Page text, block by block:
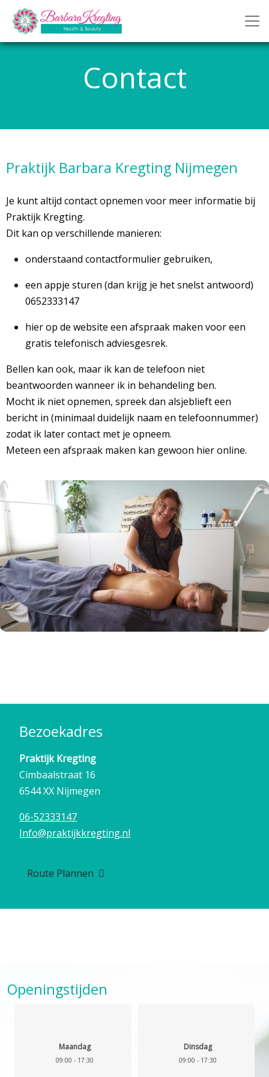
Contact
Praktijk Barbara Kregting Nijmegen
Je kunt altijd contact opnemen voor meer informatie bij
Praktijk Kregting.
Dit kan op verschillende manieren:
onderstaand contactformulier gebruiken,
een appje sturen (dan krijg je het snelst antwoord)
0652333147
hier op de website een afspraak maken voor een
gratis telefonisch adviesgesrek.
Bellen kan ook, maar ik kan de telefoon niet
beantwoorden wanneer ik in behandeling ben.
Mocht ik niet opnemen, spreek dan alsjeblieft een
bericht in (minimaal duidelijk naam en telefoonnummer)
zodat ik later contact met je opneem.
Meteen een afspraak maken kan gewoon hier online.
Bezoekadres
Praktijk Kregting
Cimbaalstraat 16
6544 XX Nijmegen
06-52333147
Info@praktijkkregting.nl
Route Plannen
Openingstijden
Maandag
09:00 - 17:30
Dinsdag
09:00 - 17:30